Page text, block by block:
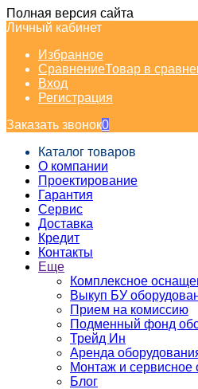
Полная версия сайта
Личный кабинет
Избранное
СравнениеТовар в
Вход
Регистрация
Заказать звонок0
Каталог товаров
О компании
Проектирование
Гарантия
Сервис
Доставка
Кредит
Контакты
Еще
Комплексное
Выкуп БУ
Прием на комиссию
Подменный фонд
Трейд Ин
Аренда
Монтаж и сервисное
Блог